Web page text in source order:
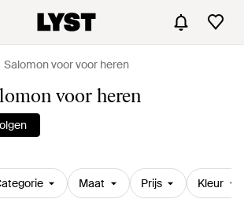
Salomon voor voor heren
voor heren
Maat Prijs Kleur